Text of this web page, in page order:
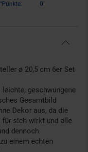
0
ø 20,5 cm 6er Set
geschwungene
Gesamtbild
Dekor aus, da die
für sich wirkt und alle
dennoch
einem echten